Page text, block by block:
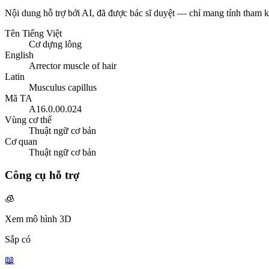
Nội dung hỗ trợ bởi AI, đã được bác sĩ duyệt — chỉ mang tính tham
Tên Tiếng Việt
Cơ dựng lông
English
Arrector muscle of hair
Latin
Musculus capillus
Mã TA
A16.0.00.024
Vùng cơ thể
Thuật ngữ cơ bản
Cơ quan
Thuật ngữ cơ bản
Công cụ hỗ trợ
🧊
Xem mô hình 3D
Sắp có
📖